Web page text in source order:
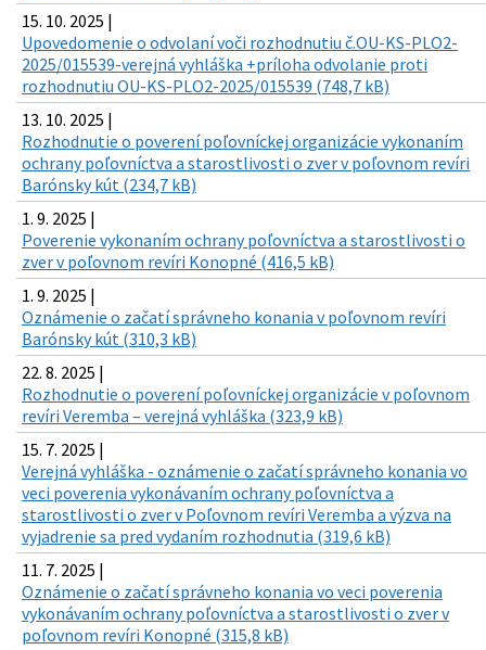
15. 10. 2025 |
Upovedomenie o odvolaní voči rozhodnutiu č.OU-KS-PLO2-
2025/015539-verejná vyhláška +príloha odvolanie proti
rozhodnutiu OU-KS-PLO2-2025/015539 (748,7 kB)
13. 10. 2025 |
Rozhodnutie o poverení poľovníckej organizácie vykonaním
ochrany poľovníctva a starostlivosti o zver v poľovnom revíri
Barónsky kút (234,7 kB)
1. 9. 2025 |
Poverenie vykonaním ochrany poľovníctva a starostlivosti o
zver v poľovnom revíri Konopné (416,5 kB)
1. 9. 2025 |
Oznámenie o začatí správneho konania v poľovnom revíri
Barónsky kút (310,3 kB)
22. 8. 2025 |
Rozhodnutie o poverení poľovníckej organizácie v poľovnom
revíri Veremba – verejná vyhláška (323,9 kB)
15. 7. 2025 |
Verejná vyhláška - oznámenie o začatí správneho konania vo
veci poverenia vykonávaním ochrany poľovníctva a
starostlivosti o zver v Poľovnom revíri Veremba a výzva na
vyjadrenie sa pred vydaním rozhodnutia (319,6 kB)
11. 7. 2025 |
Oznámenie o začatí správneho konania vo veci poverenia
vykonávaním ochrany poľovníctva a starostlivosti o zver v
poľovnom revíri Konopné (315,8 kB)